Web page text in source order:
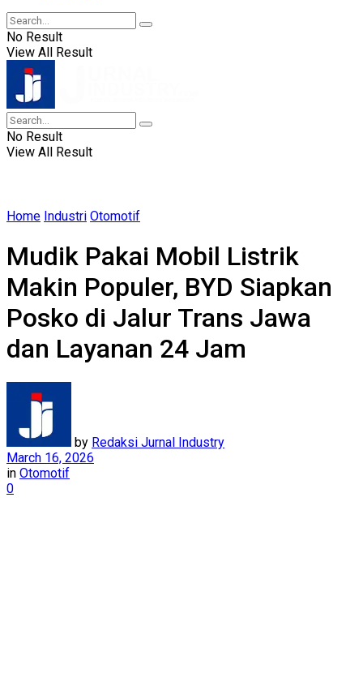
No Result
View All Result
No Result
View All Result
Home Industri Otomotif
Mudik Pakai Mobil Listrik
Makin Populer, BYD Siapkan
Posko di Jalur Trans Jawa
dan Layanan 24 Jam
by Redaksi Jurnal Industry
March 16, 2026
in Otomotif
0